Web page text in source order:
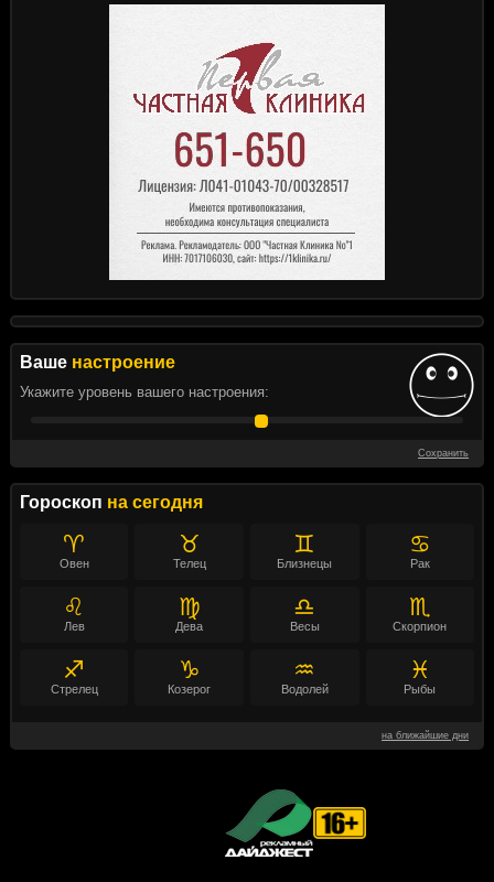
Ваше настроение
Укажите уровень вашего настроения:
Сохранить
Гороскоп на сегодня
♈
Овен
♉
Телец
♊
Близнецы
♋
Рак
♌
Лев
♍
Дева
♎
Весы
♏
Скорпион
♐
Стрелец
♑
Козерог
♒
Водолей
♓
Рыбы
на ближайшие дни